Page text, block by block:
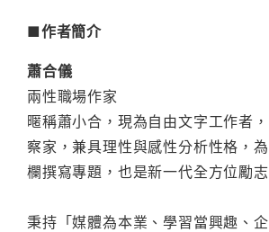
■作者簡介
蕭合儀
兩性職場作家
暱稱蕭小合，現為自由文字工作者
察家，兼具理性與感性分析性格，
欄撰寫專題，也是新一代全方位勵志
秉持「媒體為本業、學習當興趣、